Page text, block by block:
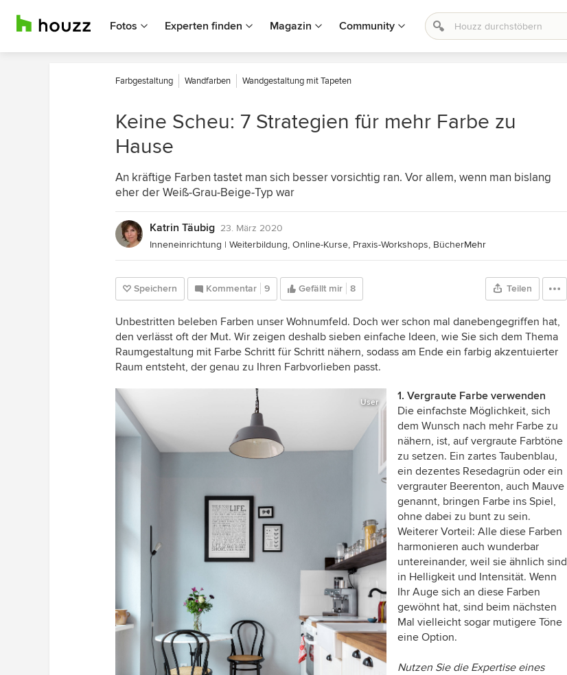
Fotos Experten finden Magazin Community
Farbgestaltung Wandfarben Wandgestaltung mit Tapeten
Keine Scheu: 7 Strategien für mehr Farbe zu
Hause
An kräftige Farben tastet man sich besser vorsichtig ran. Vor allem, wenn man bislang
eher der Weiß-Grau-Beige-Typ war
Katrin Täubig 23. März 2020
Inneneinrichtung | Weiterbildung, Online-Kurse, Praxis-Workshops, BücherMehr
Speichern Kommentar 9 Gefällt mir 8 Teilen
Unbestritten beleben Farben unser Wohnumfeld. Doch wer schon mal danebengegriffen hat,
den verlässt oft der Mut. Wir zeigen deshalb sieben einfache Ideen, wie Sie sich dem Thema
Raumgestaltung mit Farbe Schritt für Schritt nähern, sodass am Ende ein farbig akzentuierter
Raum entsteht, der genau zu Ihren Farbvorlieben passt.
User
1. Vergraute Farbe verwenden
Die einfachste Möglichkeit, sich
dem Wunsch nach mehr Farbe zu
nähern, ist, auf vergraute Farbtöne
zu setzen. Ein zartes Taubenblau,
ein dezentes Resedagrün oder ein
vergrauter Beerenton, auch Mauve
genannt, bringen Farbe ins Spiel,
ohne dabei zu bunt zu sein.
Weiterer Vorteil: Alle diese Farben
harmonieren auch wunderbar
untereinander, weil sie ähnlich sind
in Helligkeit und Intensität. Wenn
Ihr Auge sich an diese Farben
gewöhnt hat, sind beim nächsten
Mal vielleicht sogar mutigere Töne
eine Option.
Nutzen Sie die Expertise eines